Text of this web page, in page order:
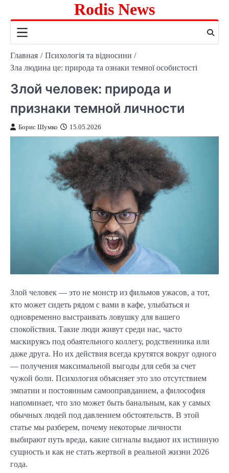
содержимому
Rodis News
Главная
Психологія та відносини
Зла людина це: природа та ознаки темної особистості
Злой человек: природа и
признаки темной личности
Борис Шумко 15.05.2026
Злой человек — это не монстр из фильмов ужасов, а тот,
кто может сидеть рядом с вами в кафе, улыбаться и
одновременно выстраивать ловушку для вашего
спокойствия. Такие люди живут среди нас, часто
маскируясь под обаятельного коллегу, родственника или
даже друга. Но их действия всегда крутятся вокруг одного
— получения максимальной выгоды для себя за счет
чужой боли. Психология объясняет это зло отсутствием
эмпатии и постоянным самооправданием, а философия
напоминает, что зло может быть банальным, как у самых
обычных людей под давлением обстоятельств. В этой
статье мы разберем, почему некоторые личности
выбирают путь вреда, какие сигналы выдают их истинную
сущность и как не стать жертвой в реальной жизни 2026
года.